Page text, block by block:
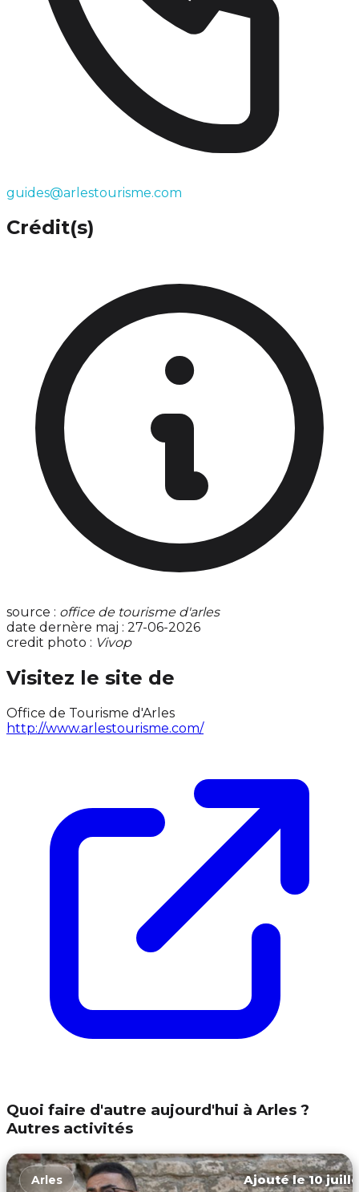
guides@arlestourisme.com
Crédit(s)
source : office de tourisme d'arles
date dernère maj : 27-06-2026
credit photo : Vivop
Visitez le site de
Office de Tourisme d'Arles
http://www.arlestourisme.com/
Quoi faire d'autre aujourd'hui à Arles ?
Autres activités
Arles Ajouté le 10